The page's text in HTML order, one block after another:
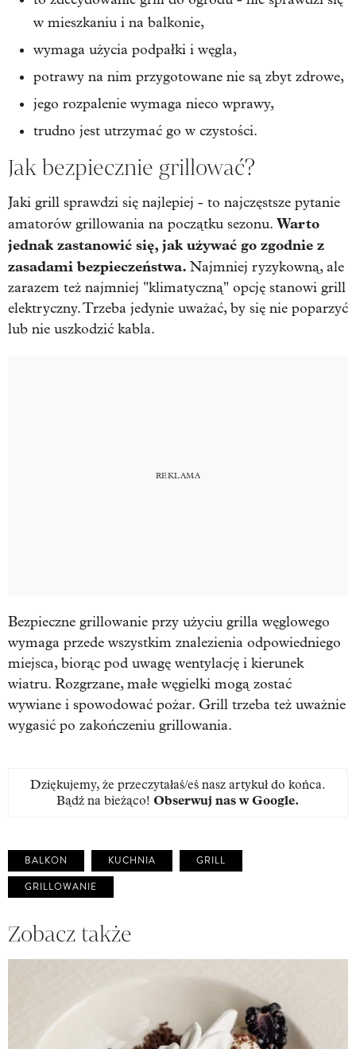
w mieszkaniu i na balkonie,
wymaga użycia podpałki i węgla,
potrawy na nim przygotowane nie są zbyt zdrowe,
jego rozpalenie wymaga nieco wprawy,
trudno jest utrzymać go w czystości.
Jak bezpiecznie grillować?
Jaki grill sprawdzi się najlepiej - to najczęstsze pytanie
amatorów grillowania na początku sezonu. Warto
jednak zastanowić się, jak używać go zgodnie z
zasadami bezpieczeństwa. Najmniej ryzykowną, ale
zarazem też najmniej "klimatyczną" opcję stanowi grill
elektryczny. Trzeba jedynie uważać, by się nie poparzyć
lub nie uszkodzić kabla.
Bezpieczne grillowanie przy użyciu grilla węglowego
wymaga przede wszystkim znalezienia odpowiedniego
miejsca, biorąc pod uwagę wentylację i kierunek
wiatru. Rozgrzane, małe węgielki mogą zostać
wywiane i spowodować pożar. Grill trzeba też uważnie
wygasić po zakończeniu grillowania.
Dziękujemy, że przeczytałaś/eś nasz artykuł do końca.
Bądź na bieżąco! Obserwuj nas w Google.
BALKON KUCHNIA
GRILL
GRILLOWANIE
Zobacz także